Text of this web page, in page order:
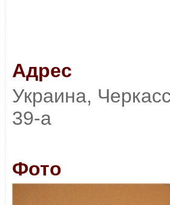
Адрес
Украина,
39-а
Фото